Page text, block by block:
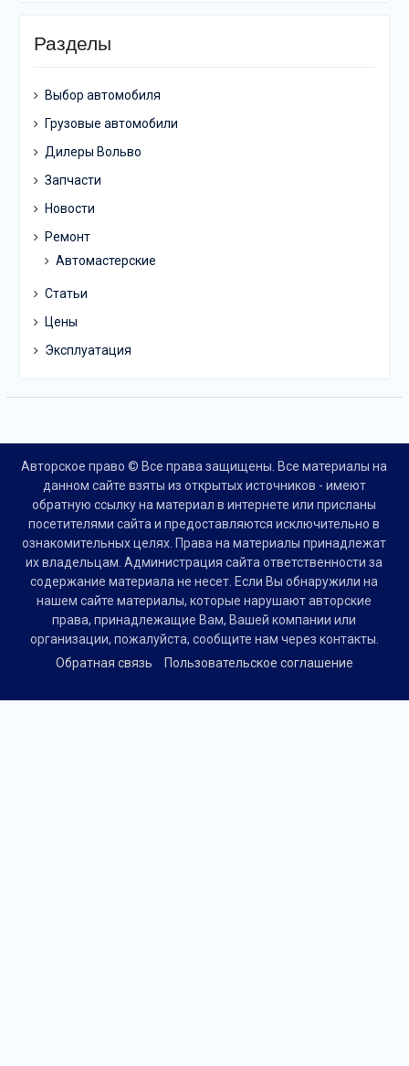
Разделы
Выбор автомобиля
Грузовые автомобили
Дилеры Вольво
Запчасти
Новости
Ремонт
Автомастерские
Статьи
Цены
Эксплуатация
Авторское право © Все права защищены. Все материалы на
данном сайте взяты из открытых источников - имеют
обратную ссылку на материал в интернете или присланы
посетителями сайта и предоставляются исключительно в
ознакомительных целях. Права на материалы принадлежат
их владельцам. Администрация сайта ответственности за
содержание материала не несет. Если Вы обнаружили на
нашем сайте материалы, которые нарушают авторские
права, принадлежащие Вам, Вашей компании или
организации, пожалуйста, сообщите нам через контакты.
Обратная связь
Пользовательское соглашение